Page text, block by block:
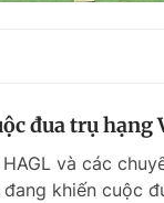
đua trụ hạng
và các
khiến cuộc